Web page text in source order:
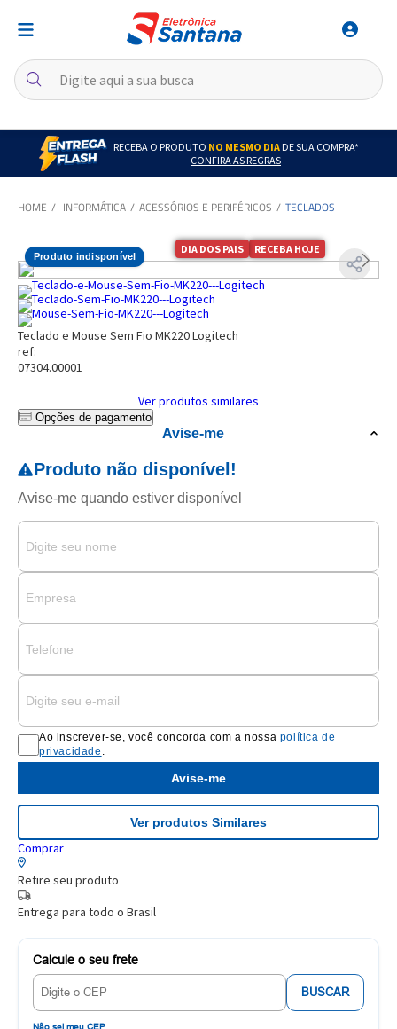
RECEBA O PRODUTO NO MESMO DIADE SUA COMPRA*
CONFIRA AS REGRAS
INFORMÁTICA ACESSÓRIOS E PERIFÉRICOS TECLADOS
RECEBA HOJE
DIA DOS PAIS
Produto indisponível
Teclado e Mouse Sem Fio MK220 Logitech
ref:
07304.00001
Ver produtos similares
Opções de pagamento
Avise-me
Ao inscrever-se, você concorda com a nossa política de
privacidade
Avise-me
Ver produtos Similares
Comprar
Retire seu produto
Entrega para todo o Brasil
Calcule o seu frete
BUSCAR
Não sei meu CEP